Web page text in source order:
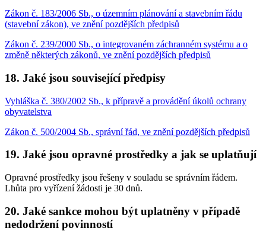
Zákon č. 183/2006 Sb., o územním plánování a stavebním řádu
(stavební zákon), ve znění pozdějších předpisů
Zákon č. 239/2000 Sb., o integrovaném záchranném systému a o
změně některých zákonů, ve znění pozdějších předpisů
18. Jaké jsou související předpisy
Vyhláška č. 380/2002 Sb., k přípravě a provádění úkolů ochrany
obyvatelstva
Zákon č. 500/2004 Sb., správní řád, ve znění pozdějších předpisů
19. Jaké jsou opravné prostředky a jak se uplatňují
Opravné prostředky jsou řešeny v souladu se správním řádem.
Lhůta pro vyřízení žádosti je 30 dnů.
20. Jaké sankce mohou být uplatněny v případě
nedodržení povinností